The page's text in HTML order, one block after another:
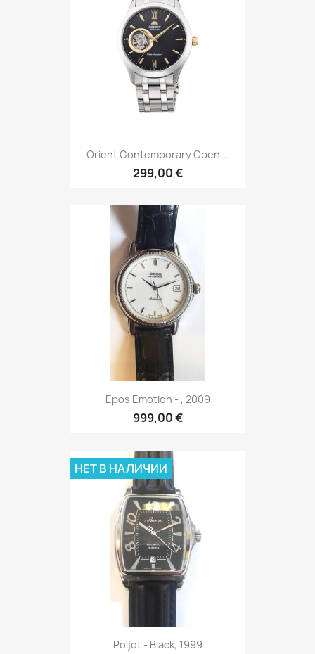
Orient Contemporary Open...
299,00 €
Epos Emotion - , 2009
999,00 €
Poljot - Black, 1999
НЕТ В НАЛИЧИИ